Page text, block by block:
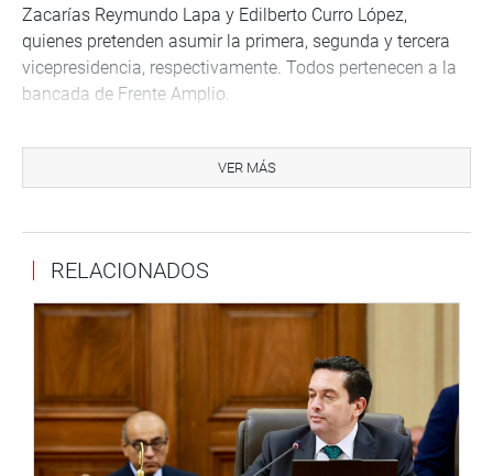
Zacarías Reymundo Lapa y Edilberto Curro López,
quienes pretenden asumir la primera, segunda y tercera
vicepresidencia, respectivamente. Todos pertenecen a la
bancada de Frente Amplio.
votos igual o superior a la mayoría simple de
congresistas concurrentes conforme está establecido en
En sus primeras declaraciones a la prensa, el congresista
Luis Galarreta dijo que si es elegido para acceder a la
presidencia del Congreso continuará manteniendo los
consensos multipartidarios mientras que el vocero de la
bancada de Frente Amplio, Marco Arana, dijo que la lista
encabezada por su colega Cevallos Flores es una
alternativa porque FA es una «oposición democrática».
VER MÁS
RELACIONADOS